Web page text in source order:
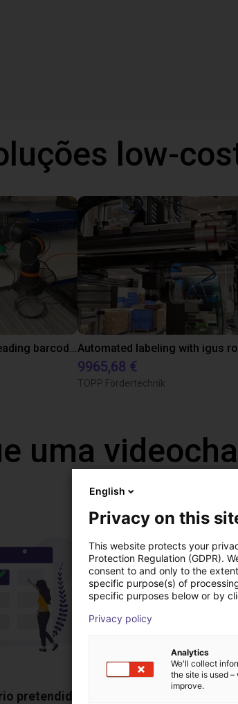
low-
Cobot work table for reading barcodes
9965,68 €
TOPP Fördertechnik
uma
pretendido
English
Privacy on this
This website protects your
Protection Regulation (GDPR).
consent to and only to the
specific purpose(s) of
specific purposes below or by
Privacy policy
Analytics
We'll collect
the site is used
improve.